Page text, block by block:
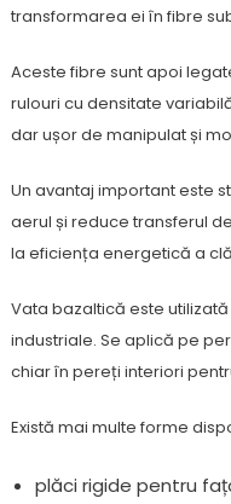
transformarea ei în fibre
Aceste fibre sunt apoi
rulouri cu densitate
dar ușor de manipulat și
Un avantaj important este
aerul și reduce transferul
la eficiența energetică a
Vata bazaltică este
industriale. Se aplică pe
chiar în pereți interiori
Există mai multe forme
plăci rigide pentru